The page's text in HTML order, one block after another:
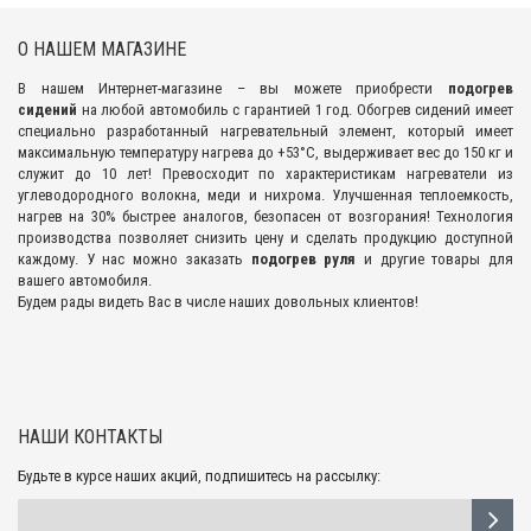
О НАШЕМ МАГАЗИНЕ
В нашем Интернет-магазине – вы можете приобрести подогрев
сидений на любой автомобиль с гарантией 1 год. Обогрев сидений имеет
специально разработанный нагревательный элемент, который имеет
максимальную температуру нагрева до +53°С, выдерживает вес до 150 кг и
служит до 10 лет! Превосходит по характеристикам нагреватели из
углеводородного волокна, меди и нихрома. Улучшенная теплоемкость,
нагрев на 30% быстрее аналогов, безопасен от возгорания! Технология
производства позволяет снизить цену и сделать продукцию доступной
каждому. У нас можно заказать подогрев руля и другие товары для
вашего автомобиля.
Будем рады видеть Вас в числе наших довольных клиентов!
НАШИ КОНТАКТЫ
Будьте в курсе наших акций, подпишитесь на рассылку: